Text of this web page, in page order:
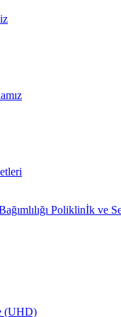
Poliklinİk ve
(UHD)